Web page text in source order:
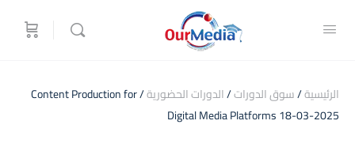
الرئيسية/سوق الدورات/الدورات الحضورية / Content Production for
Digital Media Platforms 18-03-2025